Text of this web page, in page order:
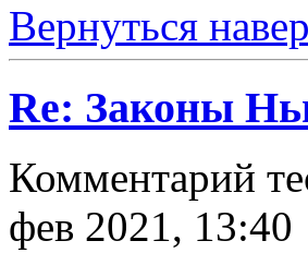
Вернуться
Re: Законы
Комментарий
фев 2021, 13:40